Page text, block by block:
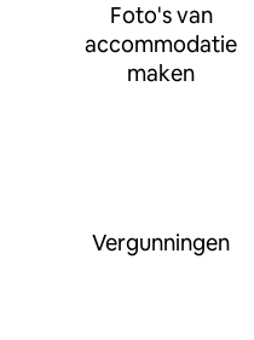
Foto's van
accommodatie
maken
Vergunningen